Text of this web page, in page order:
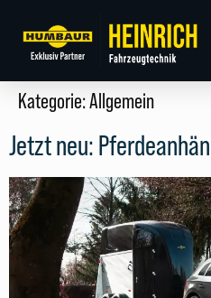
Kategorie:Allgemein
Jetzt neu: